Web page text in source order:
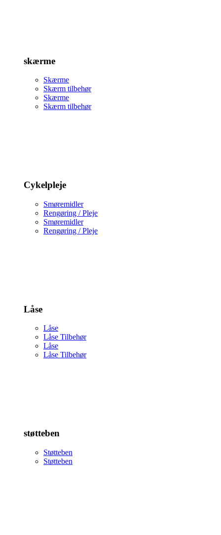
skærme
Skærme
Skærm tilbehør
Skærme
Skærm tilbehør
Cykelpleje
Smøremidler
Rengøring / Pleje
Smøremidler
Rengøring / Pleje
Låse
Låse
Låse Tilbehør
Låse
Låse Tilbehør
støtteben
Støtteben
Støtteben